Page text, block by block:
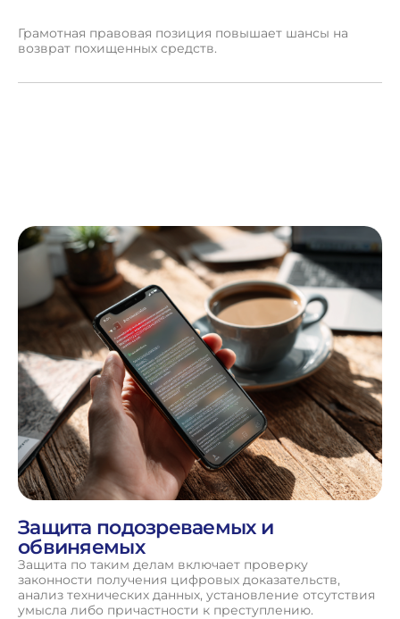
Грамотная правовая позиция повышает шансы на
возврат похищенных средств.
Защита подозреваемых и
обвиняемых
Защита по таким делам включает проверку
законности получения цифровых доказательств,
анализ технических данных, установление отсутствия
умысла либо причастности к преступлению.